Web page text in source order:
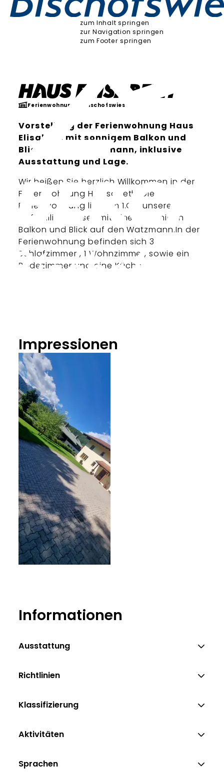
zum Inhalt springen
zur Navigation springen
zum Footer springen
Haus Elisabeth
Ferienwohnung Bischofswiesen
Vorstellung der Ferienwohnung Haus
Elisabeth mit sonnigem Balkon und
Blick auf den Watzmann, inklusive
Ausstattung und Lage.
Wir heißen Sie herzlich Willkommen in der
Ferienwohnung H. Elisabeth. Die
Ferienwohnung liegt im 1.OG unseres
Einfamilienhauses mit einem sonnigen
Balkon und Blick auf den Watzmann.In der
Ferienwohnung befinden sich 3
Schlafzimmer , 1 Wohnzimmer, sowie ein
Badezimmer und eine Küche.
Impressionen
Informationen
Ausstattung
Richtlinien
Klassifizierung
Aktivitäten
Sprachen